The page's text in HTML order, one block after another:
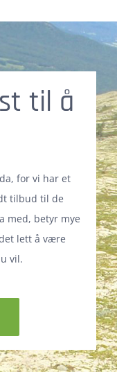
til å
for vi har et
tilbud til de
med, betyr mye
lett å være
vil.